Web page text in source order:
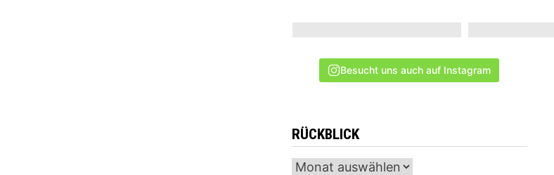
Besucht uns auch auf Instagram
RÜCKBLICK
Archiv